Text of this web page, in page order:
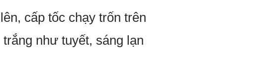
cấp tốc chạy trốn trên
như tuyết, sáng lạn